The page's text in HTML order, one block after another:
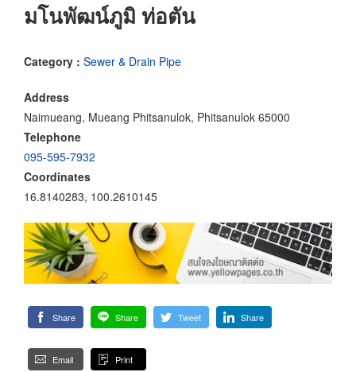
มโนพัฒน์ภูมิ ท่อตัน
Category : Sewer & Drain Pipe
Address
Naimueang, Mueang Phitsanulok, Phitsanulok 65000
Telephone
095-595-7932
Coordinates
16.8140283, 100.2610145
Share Share Tweet Share
Email Print